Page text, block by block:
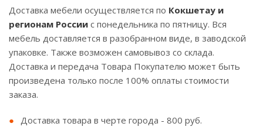
Доставка мебели осуществляется по Кокшетау и
регионам России с понедельника по пятницу. Вся
мебель доставляется в разобранном виде, в заводской
упаковке. Также возможен самовывоз со склада.
Доставка и передача Товара Покупателю может быть
произведена только после 100% оплаты стоимости
заказа.
Доставка товара в черте города - 800 руб.